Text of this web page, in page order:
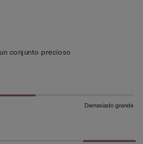
conjunto precioso
Demasiado grande